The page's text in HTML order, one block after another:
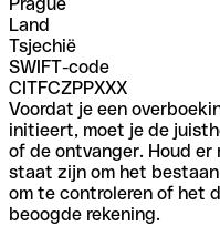
Land
Tsjechië
SWIFT-code
CITFCZPPXXX
Voordat je een
initieert, moet je de
of de ontvanger. Houd
staat zijn om het
om te controleren of het
beoogde rekening.